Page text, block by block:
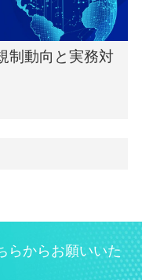
制動向と実務対
らからお願いいた